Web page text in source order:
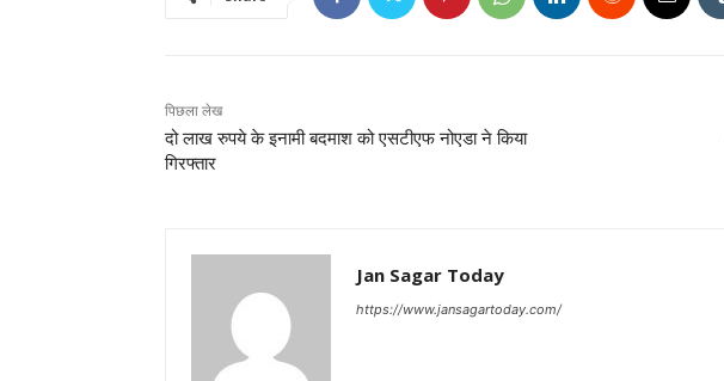
पिछला लेख
दो लाख रुपये के इनामी बदमाश को एसटीएफ नोएडा ने किया
गिरफ्तार
Jan Sagar Today
https://www.jansagartoday.com/